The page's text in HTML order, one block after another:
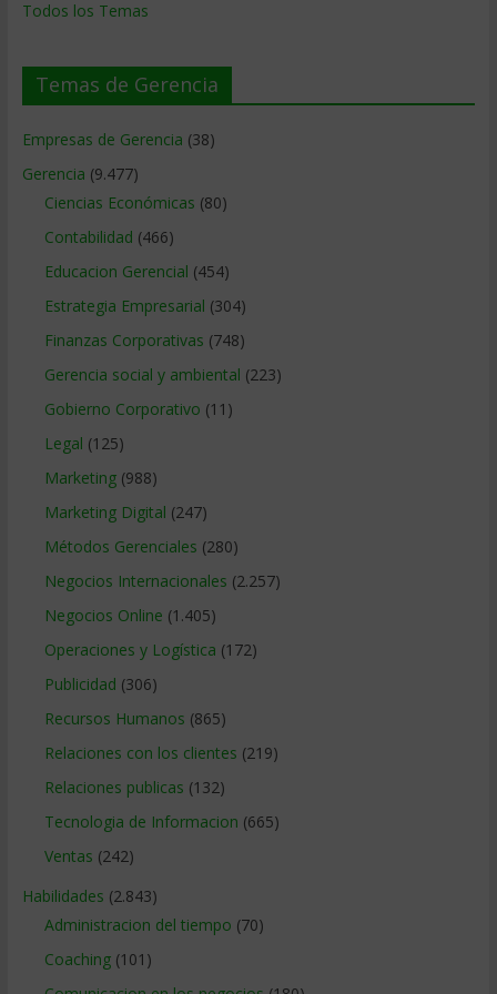
Todos los Temas
Temas de Gerencia
Empresas de Gerencia (38)
Gerencia (9.477)
Ciencias Económicas (80)
Contabilidad (466)
Educacion Gerencial (454)
Estrategia Empresarial (304)
Finanzas Corporativas (748)
Gerencia social y ambiental (223)
Gobierno Corporativo (11)
Legal (125)
Marketing(988)
Marketing Digital (247)
Métodos Gerenciales (280)
Negocios Internacionales (2.257)
Negocios Online (1.405)
Operaciones y Logística (172)
Publicidad (306)
Recursos Humanos (865)
Relaciones con los clientes (219)
Relaciones publicas (132)
Tecnologia de Informacion (665)
Ventas (242)
Habilidades (2.843)
Administracion del tiempo (70)
Coaching(101)